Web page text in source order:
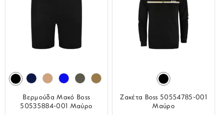
Βερμούδα Μακό Boss
50535884-001 Μαύρο
Ζακέτα Boss 50554785-001
Μαύρο